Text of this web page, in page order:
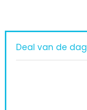
Deal van de dag